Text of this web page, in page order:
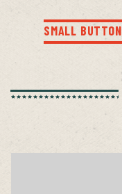
SMALL BUTTON